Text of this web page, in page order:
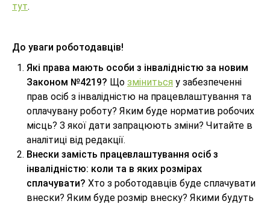
тут.
До уваги роботодавців!
Які права мають особи з інвалідністю за новим
Законом №4219? Що зміниться у забезпеченні
прав осіб з інвалідністю на працевлаштування та
оплачувану роботу? Яким буде норматив робочих
місць? З якої дати запрацюють зміни? Читайте в
аналітиці від редакції.
Внески замість працевлаштування осіб з
інвалідністю: коли та в яких розмірах
сплачувати? Хто з роботодавців буде сплачувати
внески? Яким буде розмір внеску? Якими будуть